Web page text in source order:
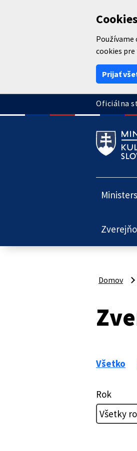
Používame
cookies
Prijať
Oficiálna
Domov
Všetko
Rok
Všetky